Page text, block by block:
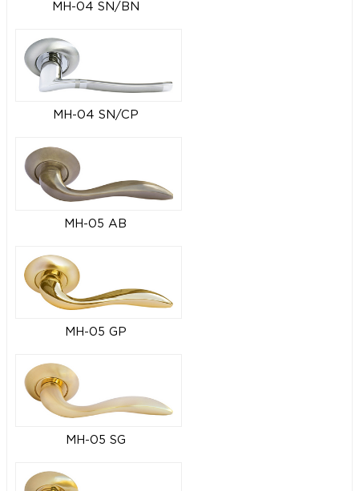
MH-04 SN/BN
MH-04 SN/CP
MH-05 AB
MH-05 GP
MH-05 SG